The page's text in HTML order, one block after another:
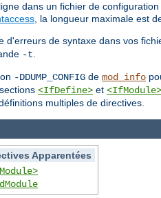
dans un fichier de
, la longueur maximale est
d'erreurs de syntaxe dans vos
-t
-DDUMP_CONFIG de mod_info
<IfDefine> et <IfModule>
multiples de directives.
Apparentées